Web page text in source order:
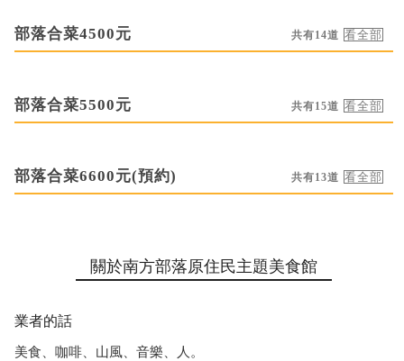
部落合菜4500元 共有14道
部落合菜5500元 共有15道
部落合菜6600元(預約) 共有13道
關於南方部落原住民主題美食館
業者的話
美食、咖啡、山風、音樂、人。